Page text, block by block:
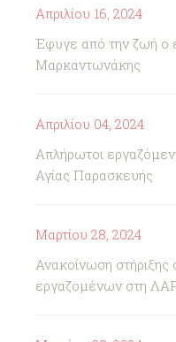
Απριλίου 16, 2024
Έφυγε από την ζωή ο
Μαρκαντωνάκης
Απριλίου 04, 2024
Απλήρωτοι
Αγίας Παρασκευής
Μαρτίου 28, 2024
Ανακοίνωση
εργαζομένων στη